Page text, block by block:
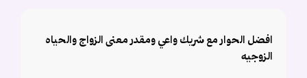
افضل الحوار مع شريك واعي ومقدر معنى الزواج والحياه
الزوجيه